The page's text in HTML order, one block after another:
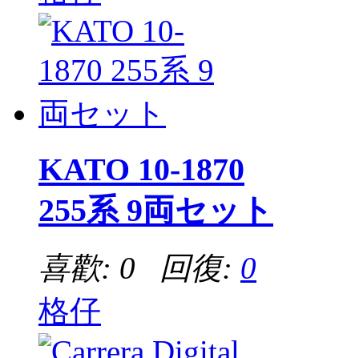
KATO 10-1870
255系 9両セット
喜歡: 0 回復: 0
格仔